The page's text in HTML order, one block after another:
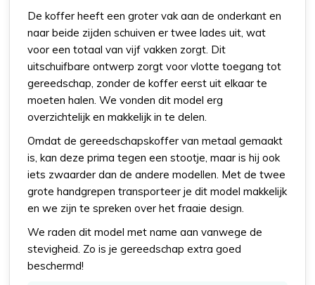
De koffer heeft een groter vak aan de onderkant en
naar beide zijden schuiven er twee lades uit, wat
voor een totaal van vijf vakken zorgt. Dit
uitschuifbare ontwerp zorgt voor vlotte toegang tot
gereedschap, zonder de koffer eerst uit elkaar te
moeten halen. We vonden dit model erg
overzichtelijk en makkelijk in te delen.
Omdat de gereedschapskoffer van metaal gemaakt
is, kan deze prima tegen een stootje, maar is hij ook
iets zwaarder dan de andere modellen. Met de twee
grote handgrepen transporteer je dit model makkelijk
en we zijn te spreken over het fraaie design.
We raden dit model met name aan vanwege de
stevigheid. Zo is je gereedschap extra goed
beschermd!